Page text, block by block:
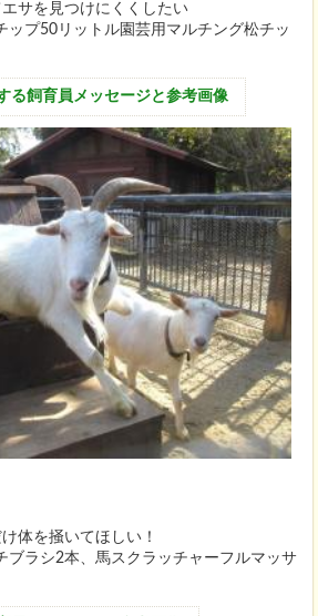
サを見つけにくくしたい
ップ50リットル園芸用マルチング松チッ
る飼育員メッセージと参考画像
体を掻いてほしい！
ブラシ2本、馬スクラッチャーフルマッサ